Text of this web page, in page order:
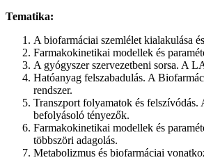
Tematika:
A biofarmáciai szemlélet kialakulása
Farmakokinetikai modellek és
A gyógyszer szervezetbeni sorsa. A
Hatóanyag felszabadulás. A
rendszer.
Transzport folyamatok és felszívódás.
befolyásoló tényezők.
Farmakokinetikai modellek és
többszöri adagolás.
Metabolizmus és biofarmáciai